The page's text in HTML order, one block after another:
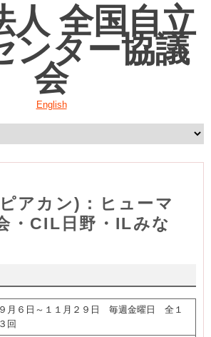
人 全国自立
ンター協議
会
English
アカン)：ヒューマ
・CIL日野・ILみな
９月６日～１１月２９日 毎週金曜日 全１
３回